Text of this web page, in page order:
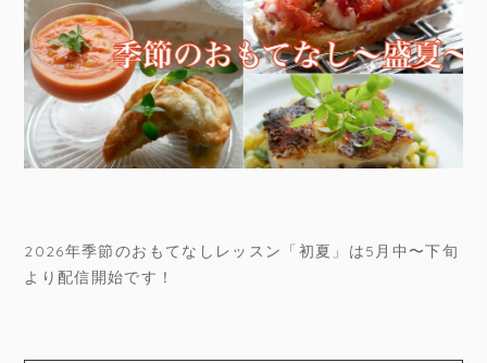
2026年季節のおもてなしレッスン「初夏」は5月中〜下旬
より配信開始です！